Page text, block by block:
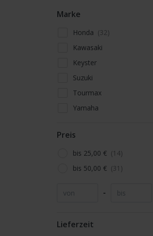
Marke
Honda
Kawasaki
Keyster
Suzuki
Tourmax
Yamaha
Preis
bis 25,00 €
bis 50,00 €
-
Lieferzeit